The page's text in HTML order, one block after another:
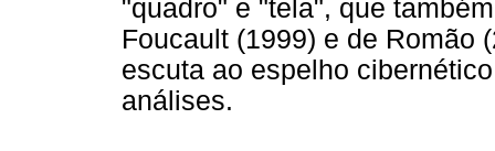
"quadro" e "tela", que
Foucault (1999) e de Romão
escuta ao espelho
análises.